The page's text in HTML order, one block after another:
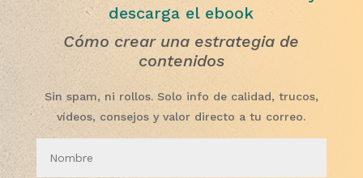
descarga el ebook
Cómo crear una estrategia de
contenidos
Sin spam, ni rollos. Solo info de calidad, trucos,
vídeos, consejos y valor directo a tu correo.